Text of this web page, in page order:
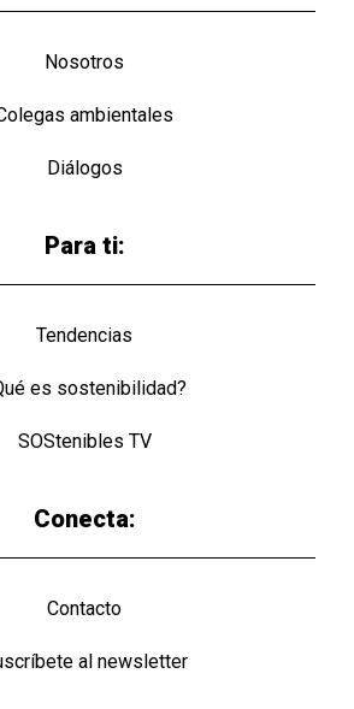
Nosotros
ambientales
Diálogos
Para ti:
Tendencias
es sostenibilidad?
SOStenibles TV
Conecta:
Contacto
al newsletter